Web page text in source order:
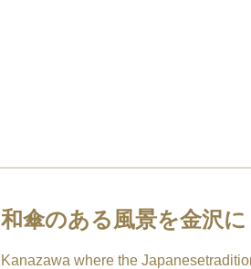
和傘のある風景を金沢に
Kanazawa where the